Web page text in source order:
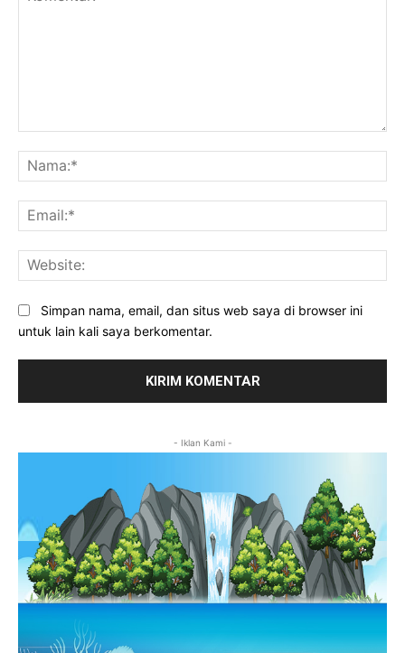
Simpan nama, email, dan situs web saya di browser ini
untuk lain kali saya berkomentar.
- Iklan Kami -